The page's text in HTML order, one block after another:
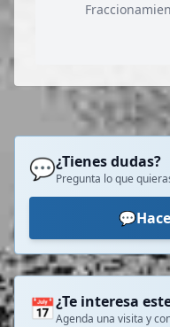
💬¿Tienes dudas?
Pregunta lo que
💬
📅¿Te interesa
Agenda una visita y